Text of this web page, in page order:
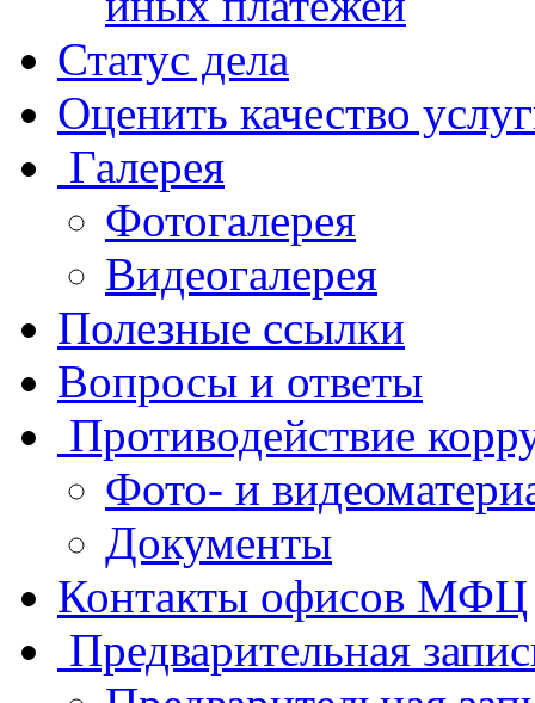
Статус дела
Оценить качество
Галерея
Фотогалерея
Видеогалерея
Полезные ссылки
Вопросы и ответы
Противодействие
Фото- и
Документы
Контакты офисов МФЦ
Предварительная